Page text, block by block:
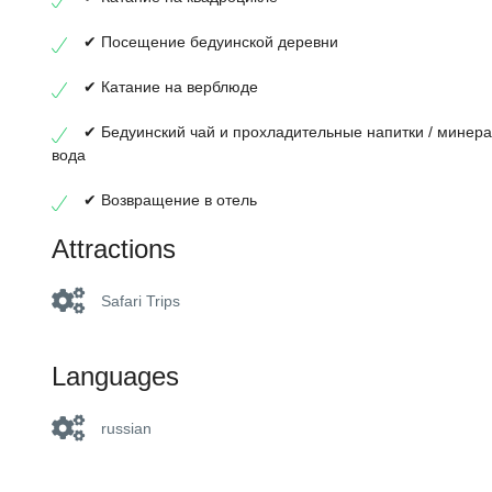
✔ Посещение бедуинской деревни
✔ Катание на верблюде
✔ Бедуинский чай и прохладительные напитки /
вода
✔ Возвращение в отель
Attractions
Safari Trips
Languages
russian